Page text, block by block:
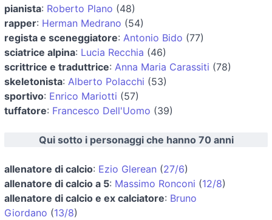
pianista: Roberto Plano (48)
rapper: Herman Medrano (54)
regista e sceneggiatore: Antonio Bido (77)
sciatrice alpina: Lucia Recchia (46)
scrittrice e traduttrice: Anna Maria Carassiti (78)
skeletonista: Alberto Polacchi (53)
sportivo: Enrico Mariotti (57)
tuffatore: Francesco Dell'Uomo (39)
Qui sotto i personaggi che hanno 70 anni
allenatore di calcio: Ezio Glerean (27/6)
allenatore di calcio a 5: Massimo Ronconi (12/8)
allenatore di calcio e ex calciatore: Bruno
Giordano (13/8)